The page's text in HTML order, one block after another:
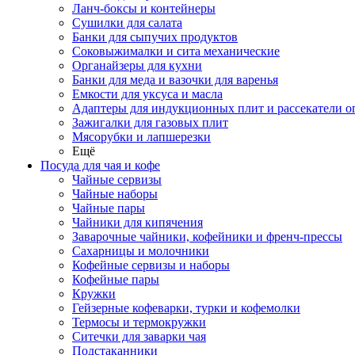
Ланч-боксы и контейнеры
Сушилки для салата
Банки для сыпучих продуктов
Соковыжималки и сита механические
Органайзеры для кухни
Банки для меда и вазочки для варенья
Емкости для уксуса и масла
Адаптеры для индукционных плит и рассекатели
Зажигалки для газовых плит
Мясорубки и лапшерезки
Ещё
Посуда для чая и кофе
Чайные сервизы
Чайные наборы
Чайные пары
Чайники для кипячения
Заварочные чайники, кофейники и френч-прессы
Сахарницы и молочники
Кофейные сервизы и наборы
Кофейные пары
Кружки
Гейзерные кофеварки, турки и кофемолки
Термосы и термокружки
Ситечки для заварки чая
Подстаканники